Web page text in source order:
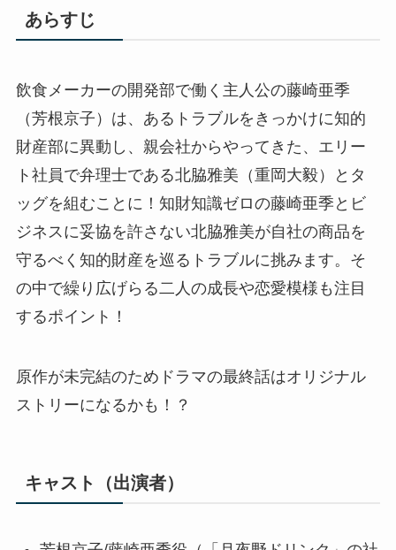
あらすじ
飲食メーカーの開発部で働く主人公の藤崎亜季
（芳根京子）は、あるトラブルをきっかけに知的
財産部に異動し、親会社からやってきた、エリー
ト社員で弁理士である北脇雅美（重岡大毅）とタ
ッグを組むことに！知財知識ゼロの藤崎亜季とビ
ジネスに妥協を許さない北脇雅美が自社の商品を
守るべく知的財産を巡るトラブルに挑みます。そ
の中で繰り広げらる二人の成長や恋愛模様も注目
するポイント！
原作が未完結のためドラマの最終話はオリジナル
ストリーになるかも！？
キャスト（出演者）